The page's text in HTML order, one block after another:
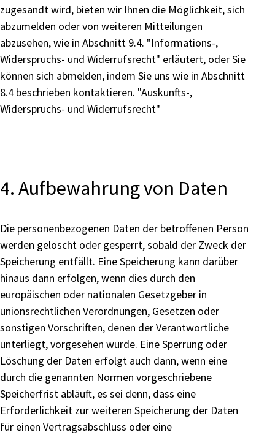
zugesandt wird, bieten wir Ihnen die Möglichkeit, sich
abzumelden oder von weiteren Mitteilungen
abzusehen, wie in Abschnitt 9.4. "Informations-,
Widerspruchs- und Widerrufsrecht" erläutert, oder Sie
können sich abmelden, indem Sie uns wie in Abschnitt
8.4 beschrieben kontaktieren. "Auskunfts-,
Widerspruchs- und Widerrufsrecht"
4. Aufbewahrung von Daten
Die personenbezogenen Daten der betroffenen Person
werden gelöscht oder gesperrt, sobald der Zweck der
Speicherung entfällt. Eine Speicherung kann darüber
hinaus dann erfolgen, wenn dies durch den
europäischen oder nationalen Gesetzgeber in
unionsrechtlichen Verordnungen, Gesetzen oder
sonstigen Vorschriften, denen der Verantwortliche
unterliegt, vorgesehen wurde. Eine Sperrung oder
Löschung der Daten erfolgt auch dann, wenn eine
durch die genannten Normen vorgeschriebene
Speicherfrist abläuft, es sei denn, dass eine
Erforderlichkeit zur weiteren Speicherung der Daten
für einen Vertragsabschluss oder eine